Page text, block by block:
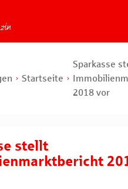
Startseite
Sparkasse
2018 vor
stellt